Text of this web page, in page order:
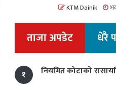
KTM Dainik
ताजा अपडेट धेरै
१ नियमित कोटाको